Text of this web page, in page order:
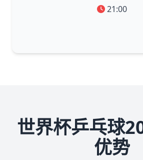
21:00
世界杯乒乓球
优势